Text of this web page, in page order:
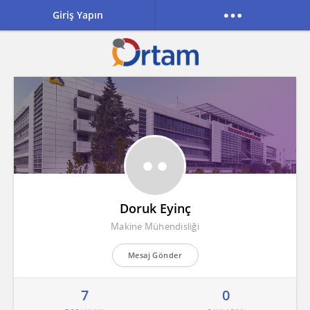
Doruk Eyinç
Makine Mühendisliği
Mesaj Gönder
7 0
Giriş Yapın